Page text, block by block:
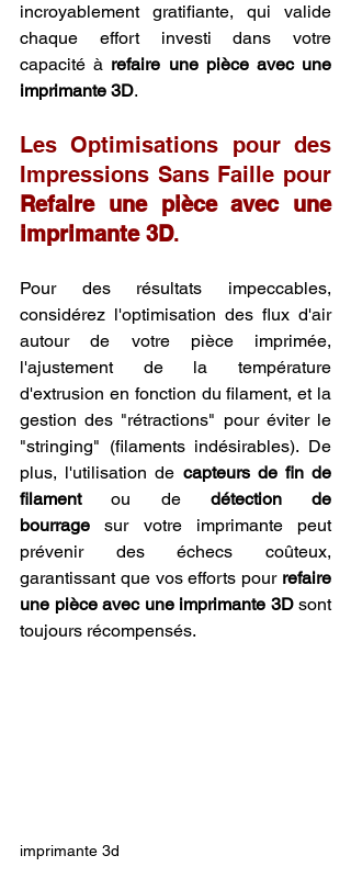
incroyablement gratifiante, qui valide
chaque effort investi dans votre
capacité à refaire une pièce avec une
imprimante 3D.
Les Optimisations pour des
Refaire une pièce avec une
imprimante 3D.
Pour des résultats impeccables,
considérez l'optimisation des flux d'air
autour de votre pièce imprimée,
l'ajustement de la température
d'extrusion en fonction du filament, et la
gestion des "rétractions" pour éviter le
"stringing" (filaments indésirables). De
plus, l'utilisation de capteurs de fin de
filament ou de détection de
bourrage sur votre imprimante peut
prévenir des échecs coûteux,
garantissant que vos efforts pour refaire
une pièce avec une imprimante 3D sont
toujours récompensés.
imprimante 3d